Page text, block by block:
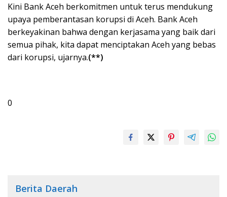
Kini Bank Aceh berkomitmen untuk terus mendukung
upaya pemberantasan korupsi di Aceh. Bank Aceh
berkeyakinan bahwa dengan kerjasama yang baik dari
semua pihak, kita dapat menciptakan Aceh yang bebas
dari korupsi, ujarnya.(**)
0
Berita Daerah